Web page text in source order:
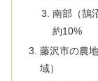
南部（鵠
約10%
藤沢市の農
域）